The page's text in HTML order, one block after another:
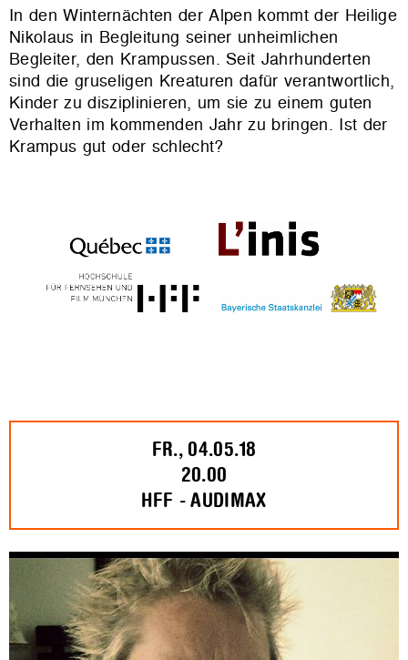
In den Winternächten der Alpen kommt der Heilige
Nikolaus in Begleitung seiner unheimlichen
Begleiter, den Krampussen. Seit Jahrhunderten
sind die gruseligen Kreaturen dafür verantwortlich,
Kinder zu disziplinieren, um sie zu einem guten
Verhalten im kommenden Jahr zu bringen. Ist der
Krampus gut oder schlecht?
FR., 04.05.18
20.00
HFF - AUDIMAX